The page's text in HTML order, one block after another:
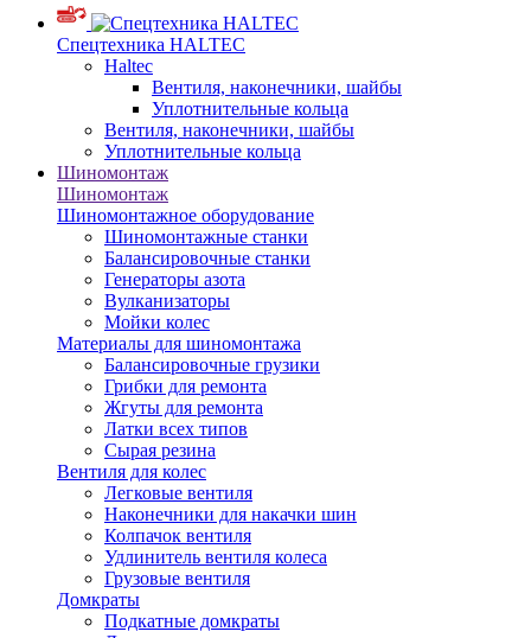
Спецтехника HALTEC
Haltec
Вентиля, наконечники, шайбы
Уплотнительные кольца
Вентиля, наконечники, шайбы
Уплотнительные кольца
Шиномонтаж
Шиномонтаж
Шиномонтажное оборудование
Шиномонтажные станки
Балансировочные станки
Генераторы азота
Вулканизаторы
Мойки колес
Материалы для шиномонтажа
Балансировочные грузики
Грибки для ремонта
Жгуты для ремонта
Латки всех типов
Сырая резина
Вентиля для колес
Легковые вентиля
Наконечники для накачки шин
Колпачок вентиля
Удлинитель вентиля колеса
Грузовые вентиля
Домкраты
Подкатные домкраты